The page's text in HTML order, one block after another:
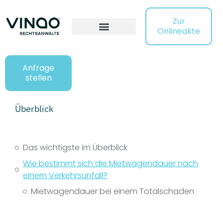
Zur
Onlineakte
Anfrage
stellen
Überblick
Das wichtigste im Überblick
Wie bestimmt sich die Mietwagendauer nach
einem Verkehrsunfall?
Mietwagendauer bei einem Totalschaden